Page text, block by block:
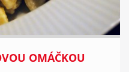
OMÁČKOU